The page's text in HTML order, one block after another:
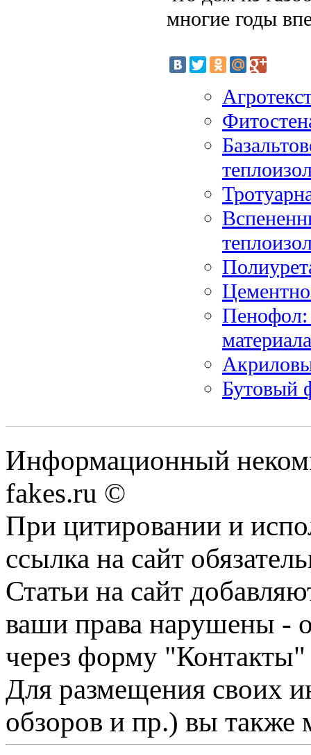
многие годы
Пенофол:
материала
Бутовый
Информационный
fakes.ru ©
При цитировании и
ссылка на сайт
Статьи на сайт
ваши права нарушены -
через форму "Контакты"
Для размещения своих
обзоров и пр.) вы также